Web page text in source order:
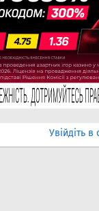
Увійдіть в